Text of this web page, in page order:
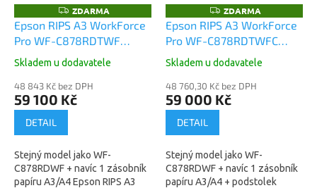
Z
D
A
R
A
ZDARMA
Epson RIPS A3 WorkForce
Pro WF-C878RDTWF
(C11CH60401BB)
Skladem u dodavatele
48 843 Kč bez DPH
59 100 Kč
DETAIL
Stejný model jako WF-
C878RDWF + navíc 1 zásobník
papíru A3/A4 Epson RIPS A3
Z
D
A
R
A
ZDARMA
Epson RIPS A3 WorkForce
Pro WF-C878RDTWFC
(C11CH60401BR)
Skladem u dodavatele
48 760,30 Kč bez DPH
59 000 Kč
DETAIL
Stejný model jako WF-
C878RDWF + navíc 1 zásobník
papíru A3/A4 + podstolek